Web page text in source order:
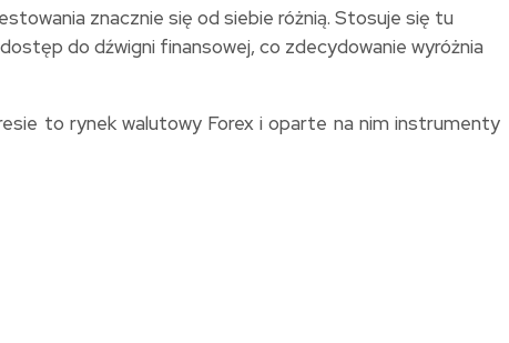
znacznie się od siebie różnią. Stosuje się tu
do dźwigni finansowej, co zdecydowanie wyróżnia
to rynek walutowy Forex i oparte na nim instrumenty